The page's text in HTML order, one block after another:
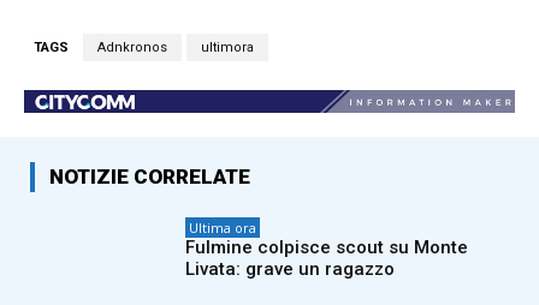
TAGS Adnkronos ultimora
NOTIZIE CORRELATE
Ultima ora
Fulmine colpisce scout su Monte
Livata: grave un ragazzo